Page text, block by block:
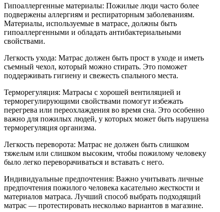
Гипоаллергенные материалы: Пожилые люди часто более
подвержены аллергиям и респираторным заболеваниям.
Материалы, используемые в матрасе, должны быть
гипоаллергенными и обладать антибактериальными
свойствами.
Легкость ухода: Матрас должен быть прост в уходе и иметь
съемный чехол, который можно стирать. Это поможет
поддерживать гигиену и свежесть спального места.
Терморегуляция: Матрасы с хорошей вентиляцией и
терморегулирующими свойствами помогут избежать
перегрева или переохлаждения во время сна. Это особенно
важно для пожилых людей, у которых может быть нарушена
терморегуляция организма.
Легкость переворота: Матрас не должен быть слишком
тяжелым или слишком высоким, чтобы пожилому человеку
было легко переворачиваться и вставать с него.
Индивидуальные предпочтения: Важно учитывать личные
предпочтения пожилого человека касательно жесткости и
материалов матраса. Лучший способ выбрать подходящий
матрас — протестировать несколько вариантов в магазине.